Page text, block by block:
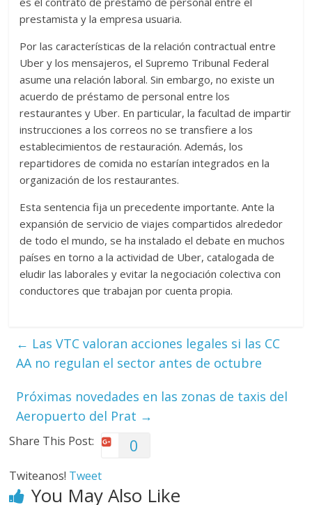
prestamista y la empresa usuaria.
Por las características de la relación contractual entre
Uber y los mensajeros, el Supremo Tribunal Federal
asume una relación laboral. Sin embargo, no existe un
acuerdo de préstamo de personal entre los
restaurantes y Uber. En particular, la facultad de impartir
instrucciones a los correos no se transfiere a los
establecimientos de restauración. Además, los
repartidores de comida no estarían integrados en la
organización de los restaurantes.
Esta sentencia fija un precedente importante. Ante la
expansión de servicio de viajes compartidos alrededor
de todo el mundo, se ha instalado el debate en muchos
países en torno a la actividad de Uber, catalogada de
eludir las laborales y evitar la negociación colectiva con
conductores que trabajan por cuenta propia.
← Las VTC valoran acciones legales si las CC
AA no regulan el sector antes de octubre
Próximas novedades en las zonas de taxis del
Aeropuerto del Prat →
Share This Post: 0
Twiteanos! Tweet
You May Also Like